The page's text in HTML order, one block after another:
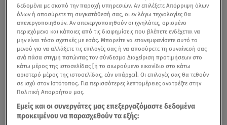
δεδομένα με σκοπό την παροχή υπηρεσιών. Αν επιλέξετε Απόρριψη όλων
όλων ή αποσύρετε τη συγκατάθεσή σας, οι εν λόγω τεχνολογίες θα
απενεργοποιηθούν. Αν απενεργοποιηθούν οι ιχνηλάτες, ορισμένο
περιεχόμενο και κάποιες από τις διαφημίσεις που βλέπετε ενδέχεται να
μην είναι τόσο σχετικές με εσάς. Μπορείτε να επανεμφανίσετε αυτό το
μενού για να αλλάξετε τις επιλογές σας ή να αποσύρετε τη συναίνεσή σας
ανά πάσα στιγμή πατώντας τον σύνδεσμο Διαχείριση προτιμήσεων στο
κάτω μέρος της ιστοσελίδας [ή το αιωρούμενο εικονίδιο στο κάτω
αριστερό μέρος της ιστοσελίδας, εάν υπάρχει]. Οι επιλογές σας θα τεθούν
σε ισχύ στον Ιστότοπος. Για περισσότερες λεπτομέρειες ανατρέξτε στην
Πολιτική Απορρήτου μας.
Εμείς και οι συνεργάτες μας επεξεργαζόμαστε δεδομένα
προκειμένου να παρασχεθούν τα εξής: